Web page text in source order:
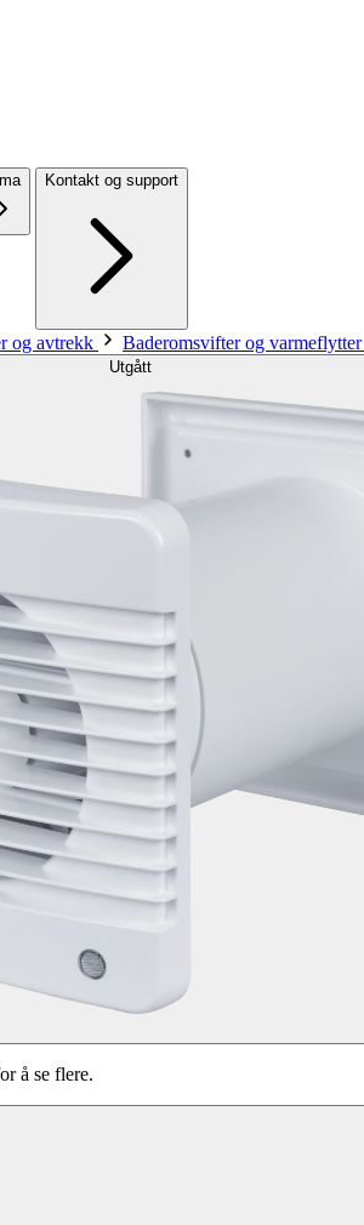
Kontakt og support
og avtrekk Baderomsvifter og varmeflytter
Utgått
å se flere.